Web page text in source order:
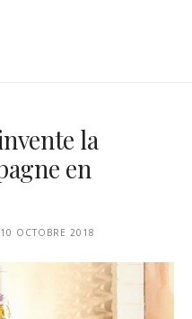
la
en
10 OCTOBRE 2018